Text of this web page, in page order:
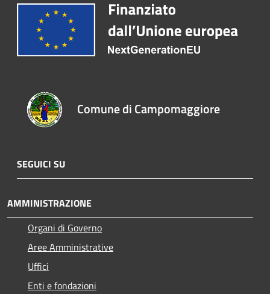
Comune di Campomaggiore
SEGUICI SU
AMMINISTRAZIONE
Organi di Governo
Aree Amministrative
Uffici
Enti e fondazioni